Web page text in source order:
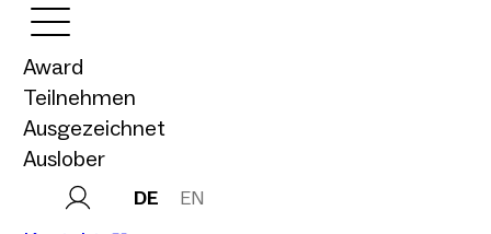
Award
Teilnehmen
Ausgezeichnet
Auslober
DE EN